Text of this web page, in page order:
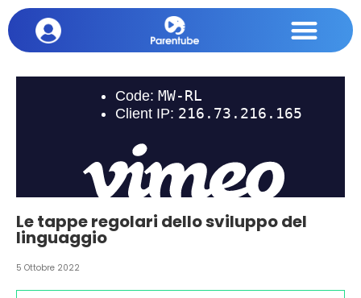
Le tappe regolari dello sviluppo del
linguaggio
5 Ottobre 2022